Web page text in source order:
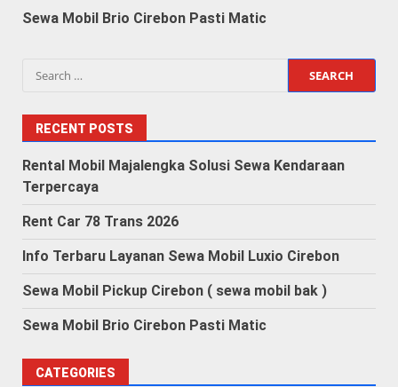
Sewa Mobil Brio Cirebon Pasti Matic
Search
RECENT POSTS
Rental Mobil Majalengka Solusi Sewa Kendaraan
Terpercaya
Rent Car 78 Trans 2026
Info Terbaru Layanan Sewa Mobil Luxio Cirebon
Sewa Mobil Pickup Cirebon ( sewa mobil bak )
Sewa Mobil Brio Cirebon Pasti Matic
CATEGORIES